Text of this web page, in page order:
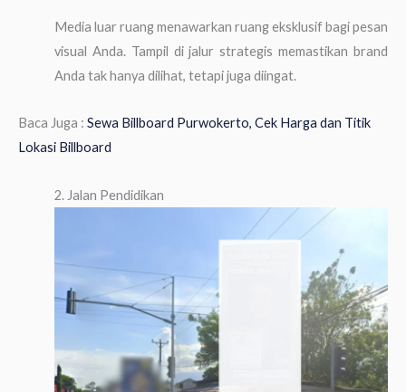
Media luar ruang menawarkan ruang eksklusif bagi pesan
visual Anda. Tampil di jalur strategis memastikan brand
Anda tak hanya dilihat, tetapi juga diingat.
Baca Juga : Sewa Billboard Purwokerto, Cek Harga dan Titik
Lokasi Billboard
2. Jalan Pendidikan